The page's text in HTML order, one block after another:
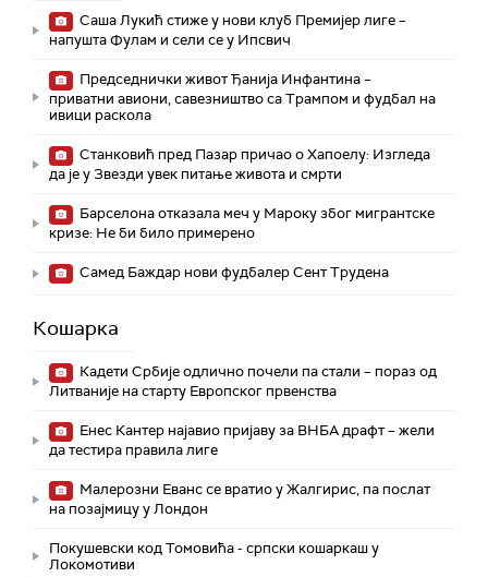
Саша Лукић стиже у нови клуб Премијер лиге –
напушта Фулам и сели се у Ипсвич
Председнички живот Ђанија Инфантина –
приватни авиони, савезништво са Трампом и фудбал на
ивици раскола
Станковић пред Пазар причао о Хапоелу: Изгледа
да је у Звезди увек питање живота и смрти
Барселона отказала меч у Мароку због мигрантске
кризе: Не би било примерено
Самед Баждар нови фудбалер Сент Трудена
Кошарка
Кадети Србије одлично почели па стали – пораз од
Литваније на старту Европског првенства
Енес Кантер најавио пријаву за ВНБА драфт – жели
да тестира правила лиге
Малерозни Еванс се вратио у Жалгирис, па послат
на позајмицу у Лондон
Покушевски код Томовића - српски кошаркаш у
Локомотиви